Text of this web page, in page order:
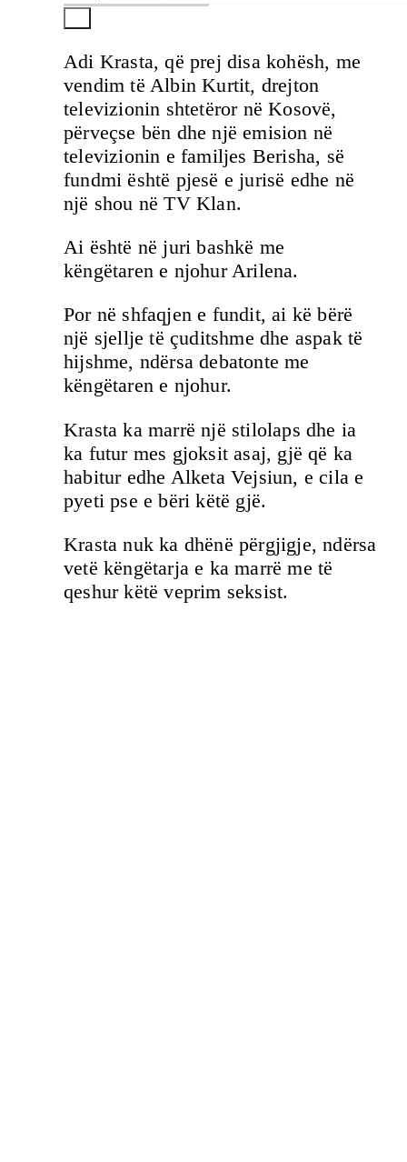
Adi Krasta, që prej disa kohësh, me
vendim të Albin Kurtit, drejton
televizionin shtetëror në Kosovë,
përveçse bën dhe një emision në
televizionin e familjes Berisha, së
fundmi është pjesë e jurisë edhe në
një shou në TV Klan.
Ai është në juri bashkë me
këngëtaren e njohur Arilena.
Por në shfaqjen e fundit, ai kë bërë
një sjellje të çuditshme dhe aspak të
hijshme, ndërsa debatonte me
këngëtaren e njohur.
Krasta ka marrë një stilolaps dhe ia
ka futur mes gjoksit asaj, gjë që ka
habitur edhe Alketa Vejsiun, e cila e
pyeti pse e bëri këtë gjë.
Krasta nuk ka dhënë përgjigje, ndërsa
vetë këngëtarja e ka marrë me të
qeshur këtë veprim seksist.